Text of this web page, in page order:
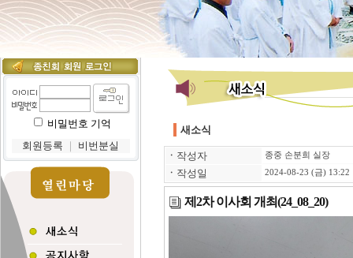
비밀번호 기억
회원등록
비번분실
새소식
ㆍ 작성자 종중 손분희 실장
ㆍ 작성일 2024-08-23 (금) 13:22
제2차 이사회 개최(24_08_20)